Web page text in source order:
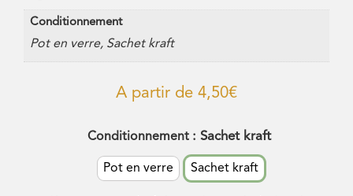
Conditionnement
Pot en verre, Sachet kraft
A partir de 4,50€
Conditionnement : Sachet kraft
Pot en verre Sachet kraft